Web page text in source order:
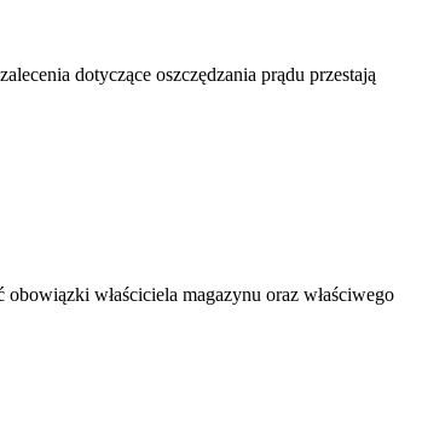
dotyczące oszczędzania prądu przestają
właściciela magazynu oraz właściwego